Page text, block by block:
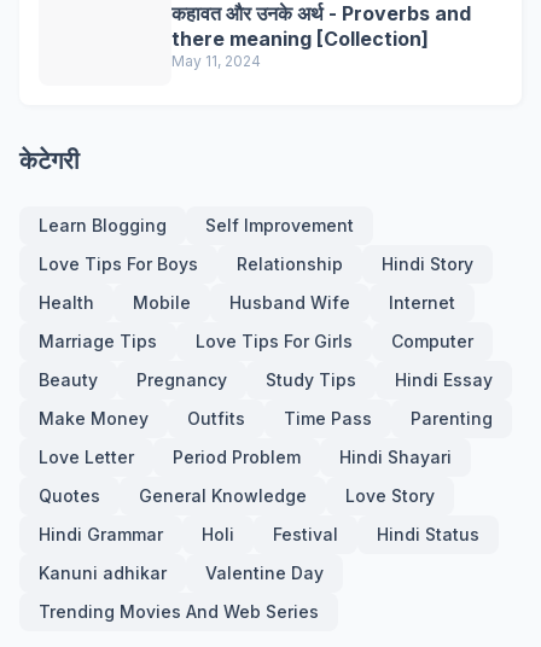
कहावत और उनके अर्थ - Proverbs and
there meaning [Collection]
May 11, 2024
केटेगरी
Learn Blogging
Self Improvement
Love Tips For Boys
Relationship
Hindi Story
Health
Mobile Husband Wife
Internet
Marriage Tips
Love Tips For Girls
Computer
Beauty
Pregnancy Study Tips
Hindi Essay
Make Money
Outfits Time Pass
Parenting
Love Letter
Period Problem
Hindi Shayari
Quotes
General Knowledge
Love Story
Hindi Grammar
Holi Festival
Hindi Status
Kanuni adhikar
Valentine Day
Trending Movies And Web Series